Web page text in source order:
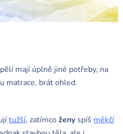
mají úplně jiné potřeby, na
matrace, brát ohled.
tužší, zatímcoženy spíš měkčí